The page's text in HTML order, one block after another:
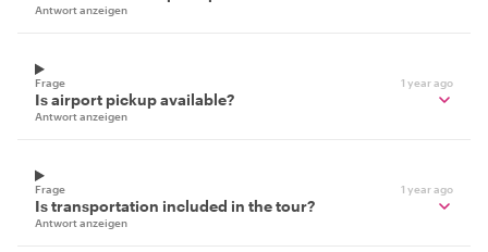
Antwort anzeigen
Frage 1 year ago
Is airport pickup available?
Antwort anzeigen
Frage 1 year ago
Is transportation included in the tour?
Antwort anzeigen